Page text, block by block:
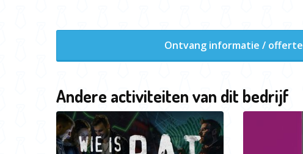
Ontvang informatie / offerte
Andere activiteiten van dit bedrijf